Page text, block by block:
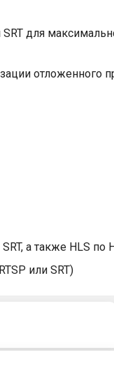
SRT для
отложенного
а также HLS по
или SRT)